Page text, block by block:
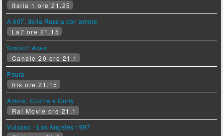
Italia 1 ore 21.25
A 007, dalla Russia con amore
La7 ore 21.15
Smokin' Aces
Canale 20 ore 21.1
Paura
Iris ore 21.15
Amore, Cucina e Curry
Rai Movie ore 21.1
Vulcano - Los Angeles 1997